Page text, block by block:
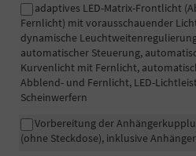
adaptives LED-Matrix-Frontlicht
Fernlicht) mit vorausschauender
dynamische
automatischer Steuerung,
Kurvenlicht mit Fernlicht,
Abblend- und Fernlicht, LED-
Scheinwerfern
Vorbereitung der
(ohne Steckdose), inklusive